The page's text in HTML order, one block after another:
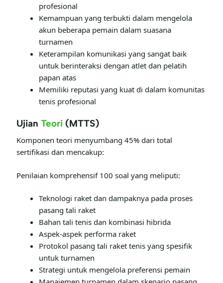
profesional
Kemampuan yang terbukti dalam mengelola
akun beberapa pemain dalam suasana
turnamen
Keterampilan komunikasi yang sangat baik
untuk berinteraksi dengan atlet dan pelatih
papan atas
Memiliki reputasi yang kuat di dalam komunitas
tenis profesional
Ujian Teori (MTTS)
Komponen teori menyumbang 45% dari total
sertifikasi dan mencakup:
Penilaian komprehensif 100 soal yang meliputi:
Teknologi raket dan dampaknya pada proses
pasang tali raket
Bahan tali tenis dan kombinasi hibrida
Aspek-aspek performa raket
Protokol pasang tali raket tenis yang spesifik
untuk turnamen
Strategi untuk mengelola preferensi pemain